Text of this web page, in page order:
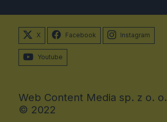
X Facebook Instagram
Youtube
Web Content Media sp. z o. o.
© 2022